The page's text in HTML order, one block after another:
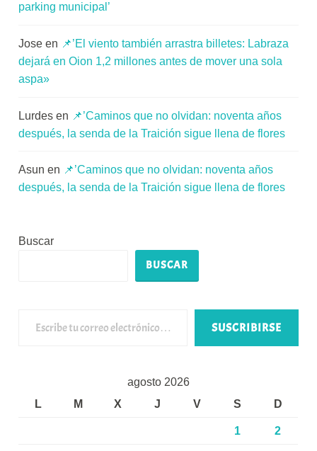
parking municipal’
Jose en 📌’El viento también arrastra billetes: Labraza
dejará en Oion 1,2 millones antes de mover una sola
aspa»
Lurdes en 📌’Caminos que no olvidan: noventa años
después, la senda de la Traición sigue llena de flores
Asun en 📌’Caminos que no olvidan: noventa años
después, la senda de la Traición sigue llena de flores
Buscar
BUSCAR
SUSCRIBIRSE
agosto 2026
L
M X J V S D
1 2